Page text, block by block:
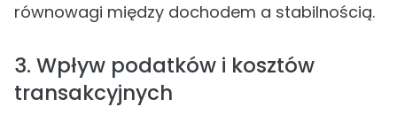
równowagi między dochodem a stabilnością.
3. Wpływ podatków i kosztów
transakcyjnych